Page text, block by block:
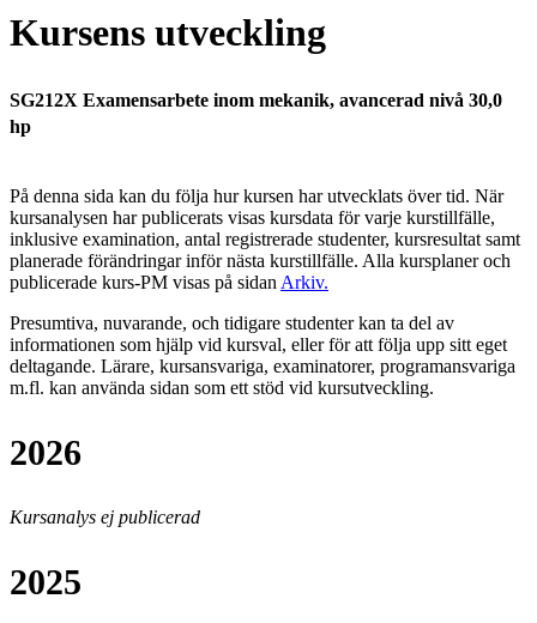
Kursens utveckling
SG212X Examensarbete inom mekanik, avancerad nivå 30,0
hp
På denna sida kan du följa hur kursen har utvecklats över tid. När
kursanalysen har publicerats visas kursdata för varje kurstillfälle,
inklusive examination, antal registrerade studenter, kursresultat samt
planerade förändringar inför nästa kurstillfälle. Alla kursplaner och
publicerade kurs-PM visas på sidan Arkiv.
Presumtiva, nuvarande, och tidigare studenter kan ta del av
informationen som hjälp vid kursval, eller för att följa upp sitt eget
deltagande. Lärare, kursansvariga, examinatorer, programansvariga
m.fl. kan använda sidan som ett stöd vid kursutveckling.
2026
Kursanalys ej publicerad
2025